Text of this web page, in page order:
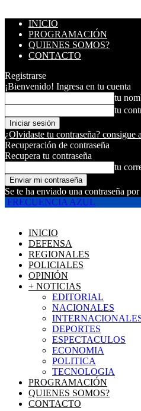
INICIO
PROGRAMACIÓN
QUIENES SOMOS?
CONTACTO
Registrarse
¡Bienvenido! Ingresa en tu cuenta
tu
tu
¿Olvidaste tu contraseña? consigue
Recuperación de contraseña
Recupera tu contraseña
tu
Se te ha enviado una contraseña
FRECUENCIA AZUL
INICIO
DEFENSA
REGIONALES
POLICIALES
OPINIÓN
+ NOTICIAS
EDITORIAL
NACIONALES
DEPORTES
ESPECTACULOS
ECONOMIA
POLITICA
TECNOLOGIA
PROGRAMACIÓN
QUIENES SOMOS?
CONTACTO